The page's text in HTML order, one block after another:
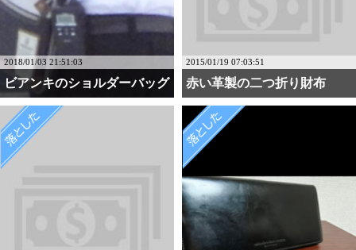
2018/01/03 21:51:03
ビアンキのショルダーバッグ
2015/01/19 07:03:51
赤い革製の二つ折り財布